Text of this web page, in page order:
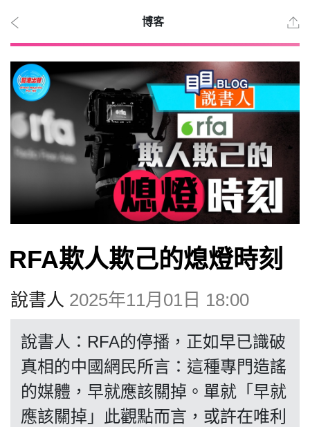
2026
年 8
月 8
日
時事
觀點
博客
投票
視頻
博客
RFA欺人欺己的熄燈時刻
說書人 2025年11月01日 18:00
說書人：RFA的停播，正如早已識破
真相的中國網民所言：這種專門造謠
的媒體，早就應該關掉。單就「早就
應該關掉」此觀點而言，或許在唯利